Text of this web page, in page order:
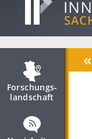
Forschungs­
landschaft
«